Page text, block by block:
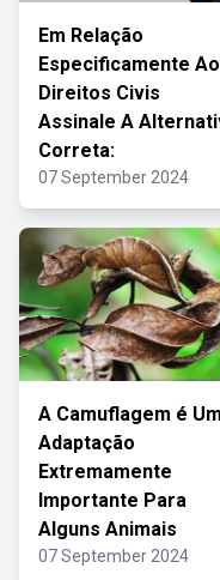
Em Relação
Especificamente
Direitos Civis
Assinale A
Correta:
07 September 2024
A Camuflagem é
Adaptação
Extremamente
Importante Para
Alguns Animais
07 September 2024